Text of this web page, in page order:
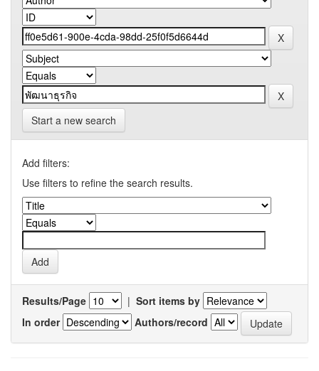
Start a new search
Add filters:
Use filters to refine the search results.
Results/Page | Sort items by
In order
Authors/record